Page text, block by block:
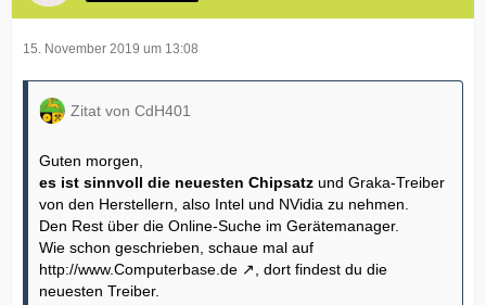
15. November 2019 um 13:08
Zitat von CdH401
Guten morgen,
es ist sinnvoll die neuesten Chipsatz und Graka-Treiber
von den Herstellern, also Intel und NVidia zu nehmen.
Den Rest über die Online-Suche im Gerätemanager.
Wie schon geschrieben, schaue mal auf
http://www.Computerbase.de
, dort findest du die
neuesten Treiber.